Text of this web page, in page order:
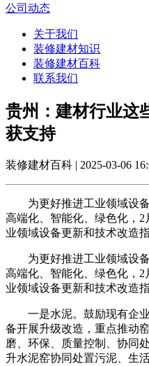
公司动态
关于我们
装修建材知识
装修建材百科
联系我们
贵州：建材行业这
获支持
装修建材百科 | 2025-03-06
为更好推进工业领域设备
高端化、智能化、绿色化，
业领域设备更新和技术改造指
为更好推进工业领域设备
高端化、智能化、绿色化，
业领域设备更新和技术改造指
一是水泥。鼓励现有企业
备开展升级改造，重点推动
磨、环保、质量控制、协同
升水泥窑协同处置污泥、生